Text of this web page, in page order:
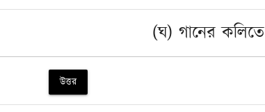
(ঘ) গানের কলিতে
উত্তর